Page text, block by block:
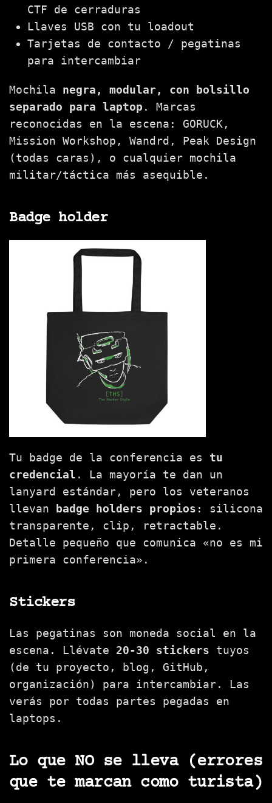
CTF de cerraduras
Llaves USB con tu loadout
Tarjetas de contacto / pegatinas
para intercambiar
Mochila negra, modular, con bolsillo
separado para laptop . Marcas
reconocidas en la escena: GORUCK,
Mission Workshop, Wandrd, Peak Design
(todas caras), o cualquier mochila
militar/táctica más asequible.
Badge holder
Tu badge de la conferencia es tu
credencial . La mayoría te dan un
lanyard estándar, pero los veteranos
llevan
badge holders propios : silicona
transparente, clip, retractable.
Detalle pequeño que comunica «no es mi
primera conferencia».
Stickers
Las pegatinas son moneda social en la
escena. Llévate 20-30 stickers tuyos
(de tu proyecto, blog, GitHub,
organización) para intercambiar. Las
verás por todas partes pegadas en
laptops.
Lo que NO se lleva (errores
que te marcan como turista)